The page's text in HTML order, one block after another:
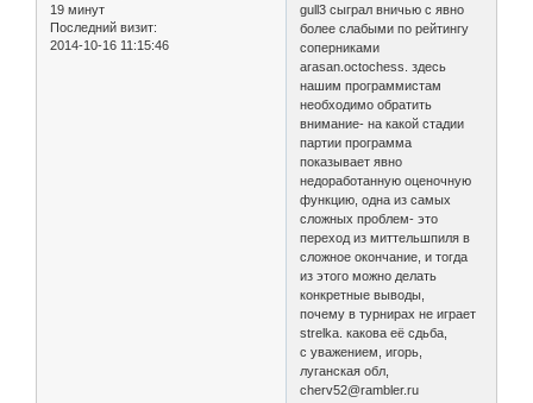
19 минут
Последний визит:
2014-10-16 11:15:46
gull3 сыграл вничью с явно
более слабыми по рейтингу
соперниками
arasan.octochess. здесь
нашим программистам
необходимо обратить
внимание- на какой стадии
партии программа
показывает явно
недоработанную оценочную
функцию, одна из самых
сложных проблем- это
переход из миттельшпиля в
сложное окончание, и тогда
из этого можно делать
конкретные выводы,
почему в турнирах не играет
strelka. какова её сдьба,
с уважением, игорь,
луганская обл,
cherv52@rambler.ru